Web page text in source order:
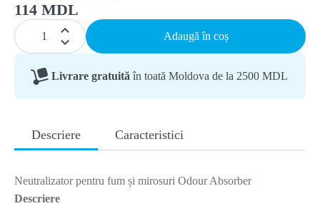
114 MDL
Adaugă în coș
Livrare gratuită în toată Moldova de la 2500 MDL
Descriere Caracteristici
Neutralizator pentru fum și mirosuri Odour Absorber
Descriere